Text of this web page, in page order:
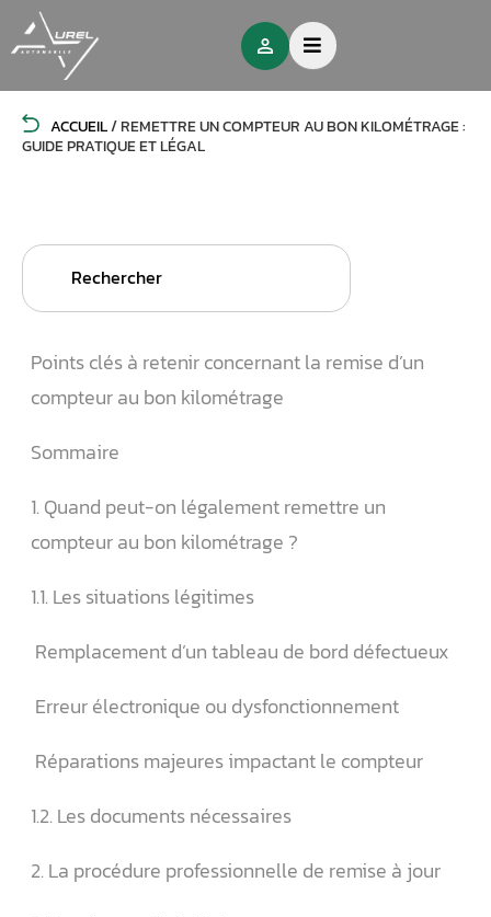
ACCUEIL/REMETTRE UN COMPTEUR AU BON KILOMÉTRAGE :
GUIDE PRATIQUE ET LÉGAL
Search
Points clés à retenir concernant la remise d’un
compteur au bon kilométrage
Sommaire
1. Quand peut-on légalement remettre un
compteur au bon kilométrage ?
1.1. Les situations légitimes
️ Remplacement d’un tableau de bord défectueux
️ Erreur électronique ou dysfonctionnement
️ Réparations majeures impactant le compteur
1.2. Les documents nécessaires
2. La procédure professionnelle de remise à jour